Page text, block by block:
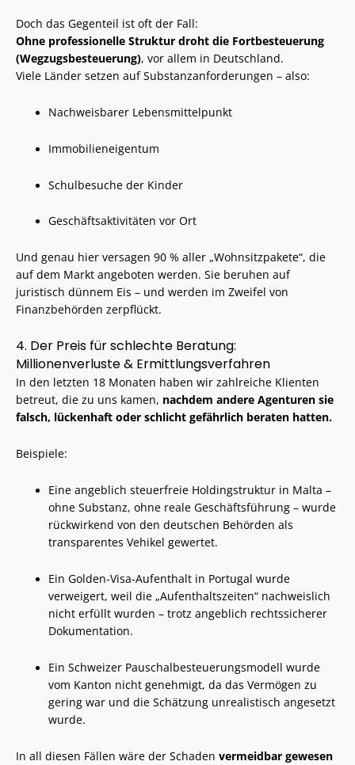
Doch das Gegenteil ist oft der Fall:
Ohne professionelle Struktur droht die Fortbesteuerung
(Wegzugsbesteuerung), vor allem in Deutschland.
Viele Länder setzen auf Substanzanforderungen – also:
Nachweisbarer Lebensmittelpunkt
Immobilieneigentum
Schulbesuche der Kinder
Geschäftsaktivitäten vor Ort
Und genau hier versagen 90 % aller „Wohnsitzpakete“, die
auf dem Markt angeboten werden. Sie beruhen auf
juristisch dünnem Eis – und werden im Zweifel von
Finanzbehörden zerpflückt.
4. Der Preis für schlechte Beratung:
Millionenverluste & Ermittlungsverfahren
In den letzten 18 Monaten haben wir zahlreiche Klienten
betreut, die zu uns kamen, nachdem andere Agenturen sie
falsch, lückenhaft oder schlicht gefährlich beraten hatten.
Beispiele:
Eine angeblich steuerfreie Holdingstruktur in Malta –
ohne Substanz, ohne reale Geschäftsführung – wurde
rückwirkend von den deutschen Behörden als
transparentes Vehikel gewertet.
Ein Golden-Visa-Aufenthalt in Portugal wurde
verweigert, weil die „Aufenthaltszeiten“ nachweislich
nicht erfüllt wurden – trotz angeblich rechtssicherer
Dokumentation.
Ein Schweizer Pauschalbesteuerungsmodell wurde
vom Kanton nicht genehmigt, da das Vermögen zu
gering war und die Schätzung unrealistisch angesetzt
wurde.
In all diesen Fällen wäre der Schaden vermeidbar gewesen